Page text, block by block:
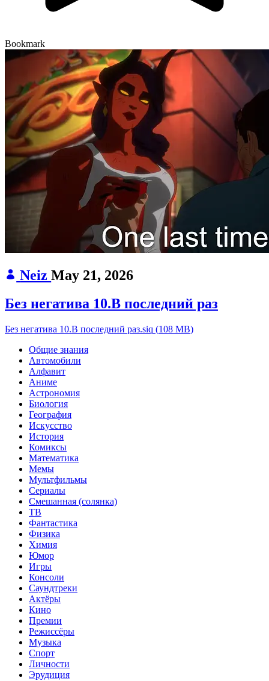
Bookmark
NeizMay 21, 2026
Без негатива 10.В последний раз
Без негатива 10.В последний раз.siq (108 MB)
Общие знания
Автомобили
Алфавит
Аниме
Астрономия
Биология
География
Искусство
История
Комиксы
Математика
Мемы
Мультфильмы
Сериалы
Смешанная (солянка)
ТВ
Фантастика
Физика
Химия
Юмор
Игры
Консоли
Саундтреки
Актёры
Кино
Премии
Режиссёры
Музыка
Спорт
Личности
Эрудиция